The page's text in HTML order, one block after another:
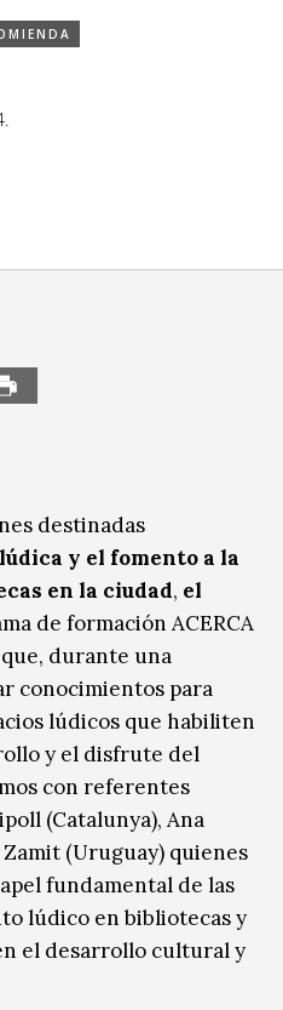
infantil
destinadas
y el fomento a la
en la ciudad, el
de formación ACERCA
durante una
conocimientos para
lúdicos que habiliten
y el disfrute del
con referentes
(Catalunya), Ana
Zamit (Uruguay) quienes
fundamental de las
lúdico en bibliotecas y
el desarrollo cultural y